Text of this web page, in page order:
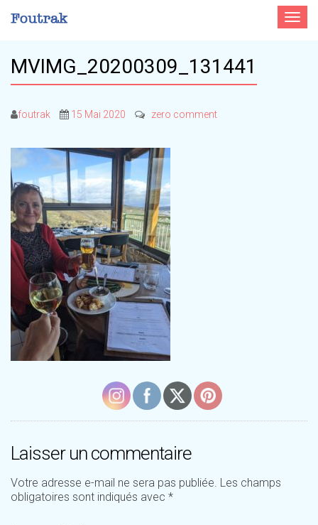
Toggle
MVIMG_20200309_131441
foutrak 15 Mai 2020 zero comment
Laisser un commentaire
Votre adresse e-mail ne sera pas publiée. Les champs
obligatoires sont indiqués avec *